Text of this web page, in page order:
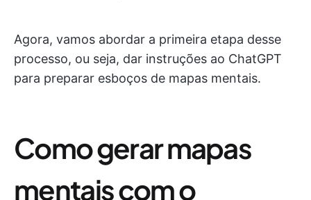
Agora, vamos abordar a primeira etapa desse
processo, ou seja, dar instruções ao ChatGPT
para preparar esboços de mapas mentais.
Como gerar mapas
mentais com o